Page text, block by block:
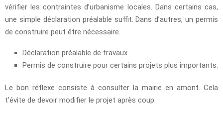
vérifier les contraintes d’urbanisme locales. Dans certains cas,
une simple déclaration préalable suffit. Dans d’autres, un permis
de construire peut être nécessaire.
Déclaration préalable de travaux.
Permis de construire pour certains projets plus importants.
Le bon réflexe consiste à consulter la mairie en amont. Cela
t’évite de devoir modifier le projet après coup.